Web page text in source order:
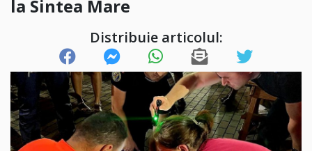
la Sintea Mare
Distribuie articolul: